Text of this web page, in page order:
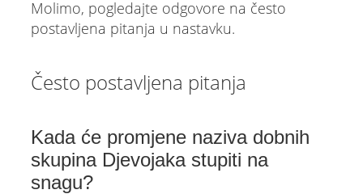
Molimo, pogledajte odgovore na često
postavljena pitanja u nastavku.
Često postavljena pitanja
Kada će promjene naziva dobnih
skupina Djevojaka stupiti na
snagu?